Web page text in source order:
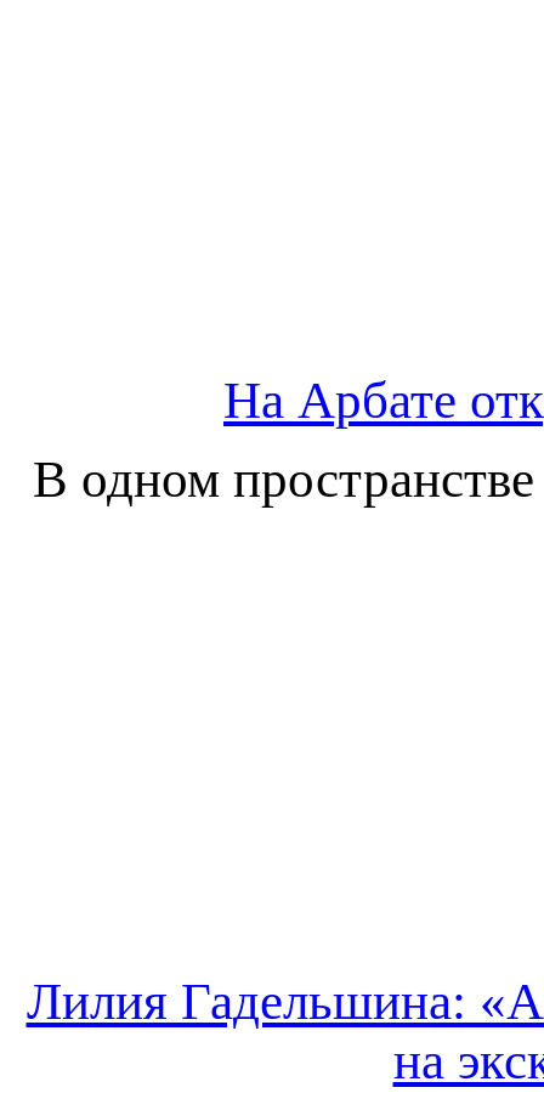
На Арбате
В одном
Лилия Гадельшина:
на